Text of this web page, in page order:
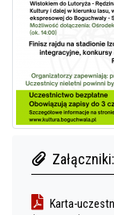
Załączniki:
Karta-